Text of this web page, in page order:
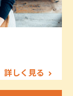
詳しく見る